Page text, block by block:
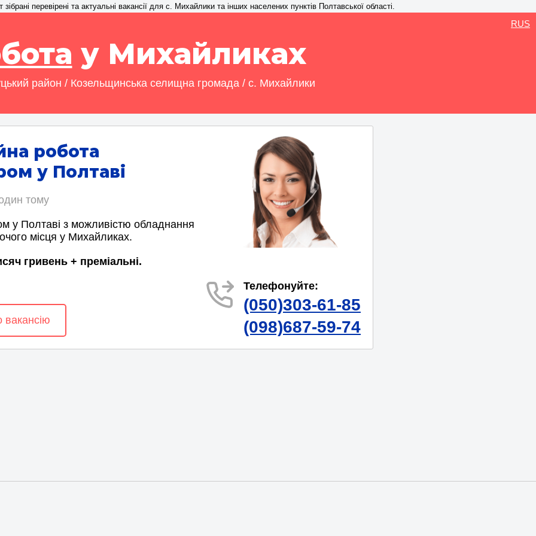
перевірені та актуальні вакансії для с. Михайлики та інших населених пунктів Полтавської області.
у Михайликах
район / Козельщинська селищна громада / с. Михайлики
RUS
робота
у Полтаві
тому
у Полтаві з можливістю обладнання
місця у Михайликах.
гривень + преміальні.
вакансію
Телефонуйте:
(050)303-61-85
(098)687-59-74